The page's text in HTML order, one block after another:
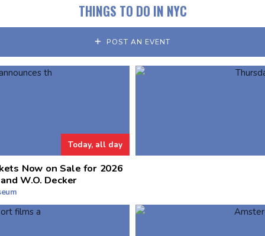
THINGS TO DO IN NYC
POST AN EVENT
Today, all day
Now on Sale for 2026
W.O. Decker